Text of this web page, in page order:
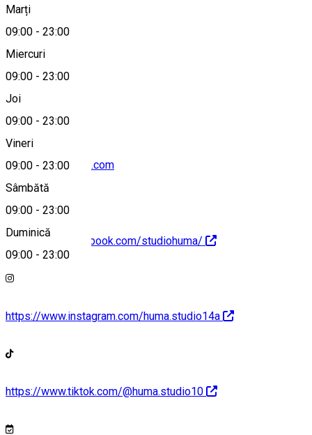
Marți
09:00 - 23:00
Miercuri
09:00 - 23:00
Joi
09:00 - 23:00
Vineri
09:00 - 23:00
Sâmbătă
09:00 - 23:00
Duminică
09:00 - 23:00
Hartă
sainencoa@gmail.com
https://www.facebook.com/studiohuma/
https://www.instagram.com/huma.studio14a
https://www.tiktok.com/@huma.studio10